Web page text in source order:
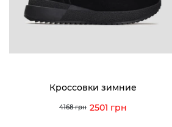
Кроссовки зимние
4168 грн 2501 грн